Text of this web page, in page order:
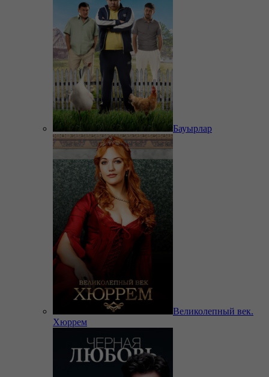
Бауырлар
Великолепный век.
Хюррем